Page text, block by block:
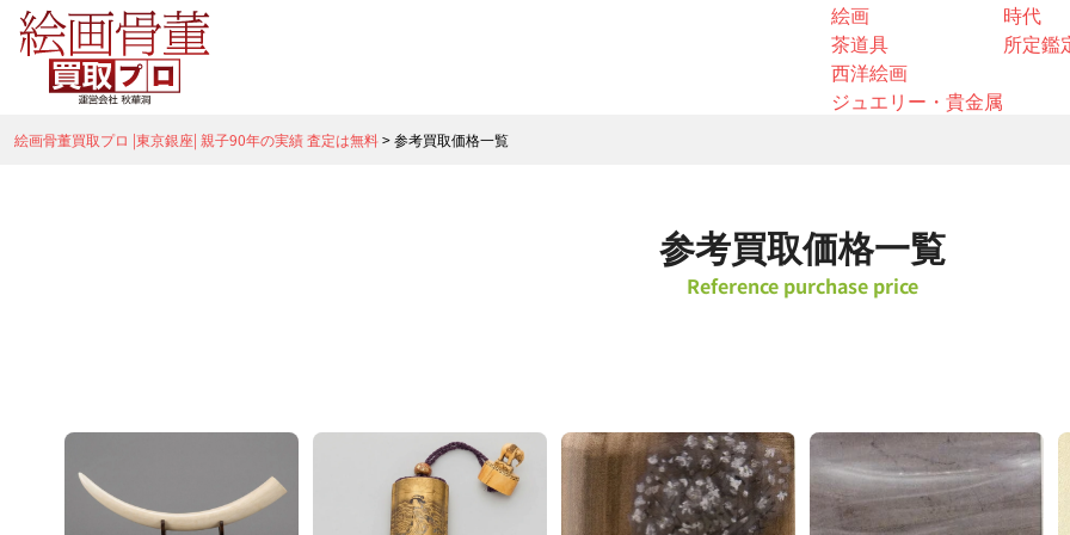
絵画
茶道具
西洋絵画
ジュエリー・貴金属
時代
所定鑑
絵画骨董買取プロ |東京銀座| 親子90年の実績 査定は無料>参考買取価格一覧
参考買取価格一覧
Reference purchase price